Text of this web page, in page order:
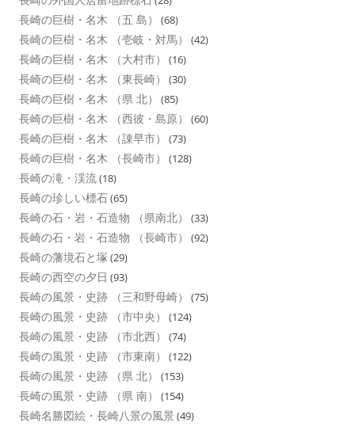
長崎の巨樹・名木 （五 島） (68)
長崎の巨樹・名木 （壱岐・対馬） (42)
長崎の巨樹・名木 （大村市） (16)
長崎の巨樹・名木 （東長崎） (30)
長崎の巨樹・名木 （県 北） (85)
長崎の巨樹・名木 （西彼・島原） (60)
長崎の巨樹・名木 （諌早市） (73)
長崎の巨樹・名木 （長崎市） (128)
長崎の滝・渓流(18)
長崎の珍しい標石(65)
長崎の石・岩・石造物 （県南北） (33)
長崎の石・岩・石造物 （長崎市） (92)
長崎の藩境石と塚 (29)
長崎の西空の夕日 (93)
長崎の風景・史跡 （三和野母崎） (75)
長崎の風景・史跡 （市中央） (124)
長崎の風景・史跡 （市北西） (74)
長崎の風景・史跡 （市東南） (122)
長崎の風景・史跡 （県 北） (153)
長崎の風景・史跡 （県 南） (154)
長崎名勝図絵・長崎八景の風景 (49)